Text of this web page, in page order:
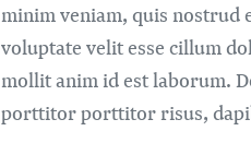
minim veniam, quis nostrud
voluptate velit esse cillum
mollit anim id est laborum.
porttitor porttitor risus,